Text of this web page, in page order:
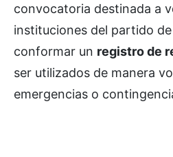
convocatoria destinada a
instituciones del partido
conformar un registro de
ser utilizados de manera
emergencias o